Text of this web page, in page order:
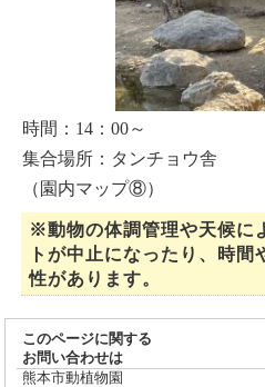
時間：14：00～
集合場所：タンチョウ舎
（園内マップ⑧）
※動物の体調管理や天候に
トが中止になったり、時
性があります。
このページに関する
お問い合わせは
熊本市動植物園